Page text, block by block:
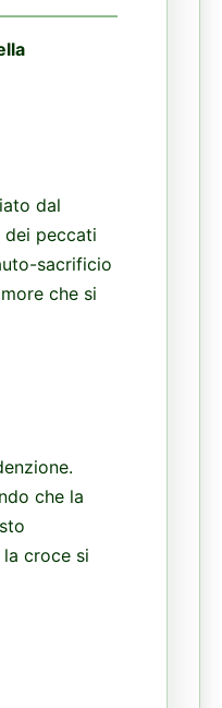
dal
dei peccati
sacrificio
che si
che la
croce si